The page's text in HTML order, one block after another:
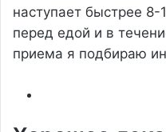
наступает быстрее
перед едой и в
приема я подбираю